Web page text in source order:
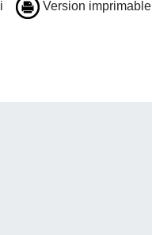
Version imprimable